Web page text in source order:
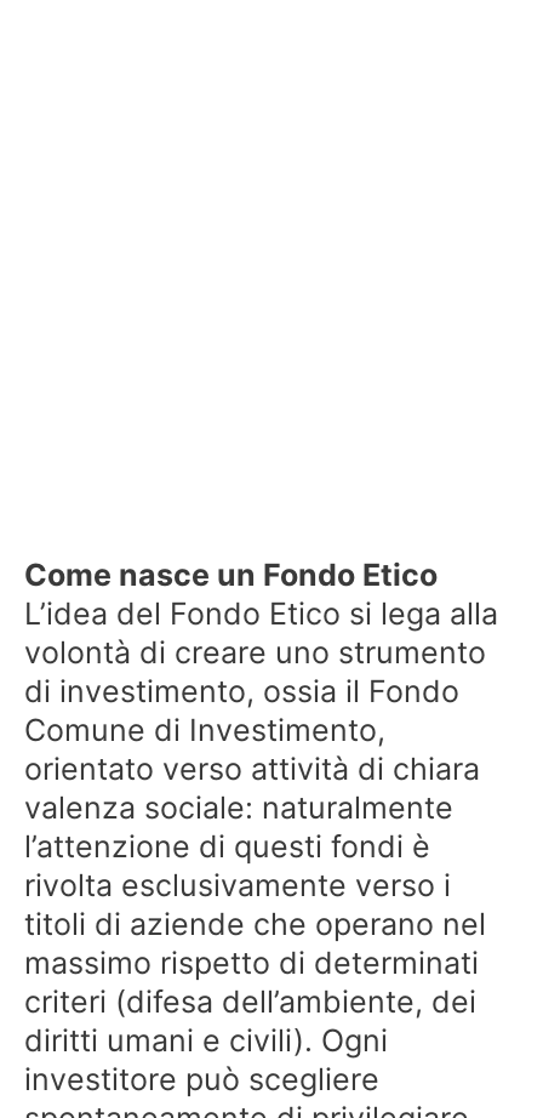
Come nasce un Fondo Etico
L’idea del Fondo Etico si lega alla
volontà di creare uno strumento
di investimento, ossia il Fondo
Comune di Investimento,
orientato verso attività di chiara
valenza sociale: naturalmente
l’attenzione di questi fondi è
rivolta esclusivamente verso i
titoli di aziende che operano nel
massimo rispetto di determinati
criteri (difesa dell’ambiente, dei
diritti umani e civili). Ogni
investitore può scegliere